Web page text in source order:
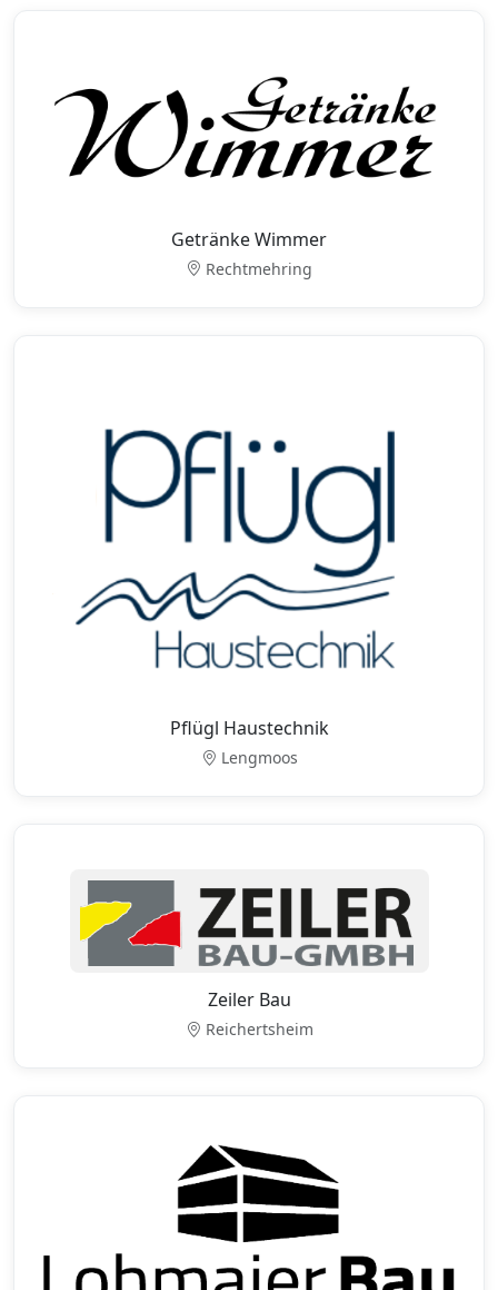
Getränke Wimmer
Rechtmehring
Pflügl Haustechnik
Lengmoos
Zeiler Bau
Reichertsheim